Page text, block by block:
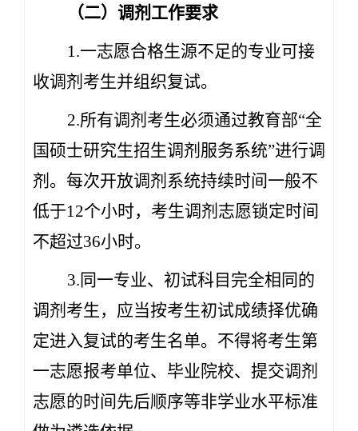
（二）调剂工作要求
1.一志愿合格生源不足的专业可接
收调剂考生并组织复试。
2.所有调剂考生必须通过教育部“全
国硕士研究生招生调剂服务系统”进行调
剂。每次开放调剂系统持续时间一般不
低于12个小时，考生调剂志愿锁定时间
不超过36小时。
3.同一专业、初试科目完全相同的
调剂考生，应当按考生初试成绩择优确
定进入复试的考生名单。不得将考生第
一志愿报考单位、毕业院校、提交调剂
志愿的时间先后顺序等非学业水平标准